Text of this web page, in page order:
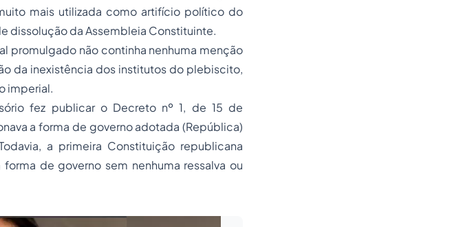
mais utilizada como artifício político do
dissolução da Assembleia Constituinte.
promulgado não continha nenhuma menção
da inexistência dos institutos do plebiscito,
imperial.
fez publicar o Decreto nº 1, de 15 de
a forma de governo adotada (República)
a primeira Constituição republicana
de governo sem nenhuma ressalva ou